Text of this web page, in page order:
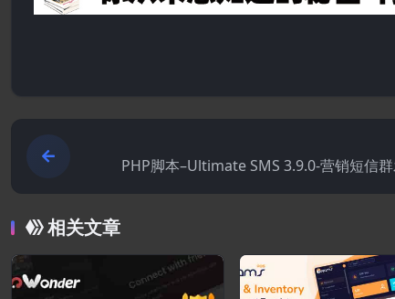
PHP脚本–Ultimate SMS 3.9.0-营销短信
相关文章